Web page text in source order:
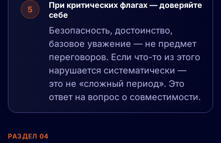
5
При критических флагах — доверяйте
себе
Безопасность, достоинство,
базовое уважение — не предмет
переговоров. Если что-то из этого
нарушается систематически —
это не «сложный период». Это
ответ на вопрос о совместимости.
РАЗДЕЛ 04